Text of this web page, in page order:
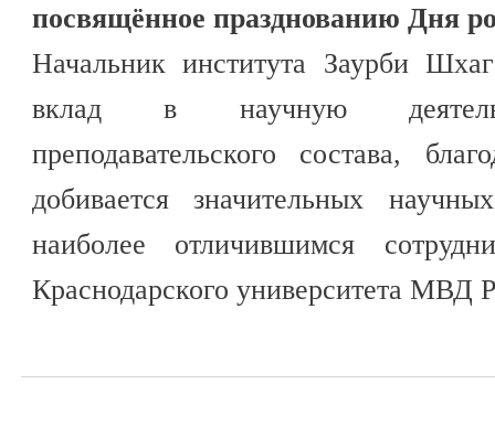
посвящённое празднованию Дня
Начальник института Заурби
вклад в научную
преподавательского состава,
добивается значительных
наиболее отличившимся
Краснодарского университета МВД